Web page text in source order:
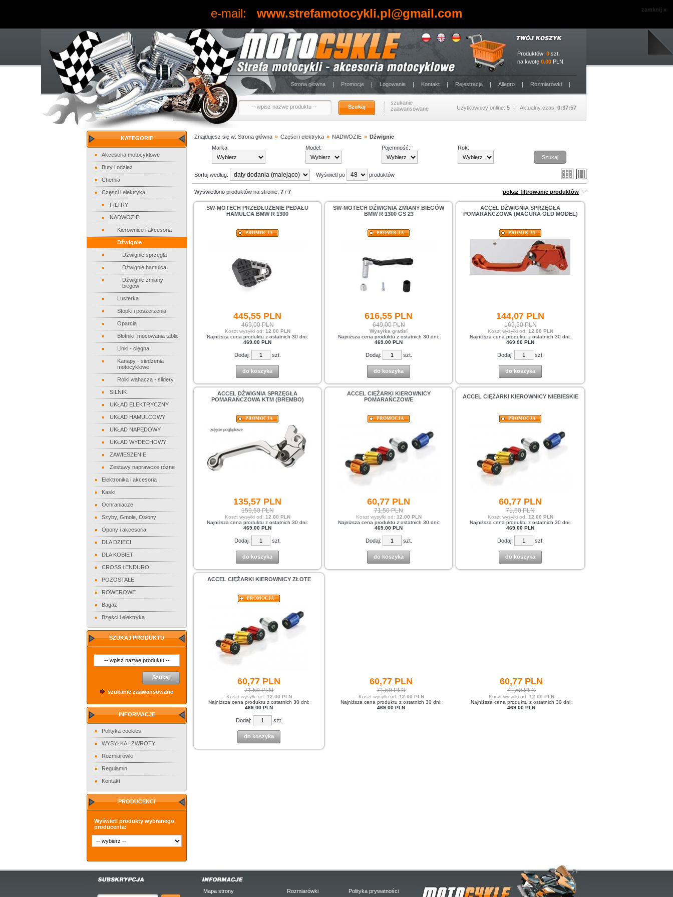
e-mail: www.strefamotocykli.pl@gmail.com zamknij x
Produktów: 0 szt.
na kwotę 0.00 PLN
Strona główna Promocje Logowanie Kontakt Rejestracja Allegro Rozmiarówki
Użytkownicy online: 5 Aktualny czas: 0:37:57
Szukaj
szukanie
zaawansowane
KATEGORIE
Akcesoria motocyklowe
Buty i odzież
Chemia
Części i elektryka
FILTRY
NADWOZIE
Kierownice i akcesoria
Dźwignie
Dźwignie sprzęgła
Dźwignie hamulca
Dźwignie zmiany
biegów
Lusterka
Stopki i poszerzenia
Oparcia
Błotniki, mocowania tablic
Linki - cięgna
Kanapy - siedzenia
motocyklowe
Rolki wahacza - slidery
SILNIK
UKŁAD ELEKTRYCZNY
UKŁAD HAMULCOWY
UKŁAD NAPĘDOWY
UKŁAD WYDECHOWY
ZAWIESZENIE
Zestawy naprawcze różne
Elektronika i akcesoria
Kaski
Ochraniacze
Szyby, Gmole, Osłony
Opony i akcesoria
DLA DZIECI
DLA KOBIET
CROSS i ENDURO
POZOSTAŁE
ROWEROWE
Bagaż
Bzęści i elektryka
SZUKAJ PRODUKTU
Szukaj
szukanie zaawansowane
INFORMACJE
Polityka cookies
WYSYŁKA I ZWROTY
Rozmiarówki
Regulamin
Kontakt
PRODUCENCI
Wyświetl produkty wybranego
producenta:
Znajdujesz się w: Strona główna » Części i elektryka » NADWOZIE » Dźwignie
Marka:
Model: Pojemność:
Rok:
Szukaj
Sortuj według: Wyświetl po produktów
Wyświetlono produktów na stronie: 7 / 7 pokaż filtrowanie produktów
SW-MOTECH PRZEDŁUŻENIE PEDAŁU
HAMULCA BMW R 1300
SW-MOTECH DŹWIGNIA ZMIANY BIEGÓW
BMW R 1300 GS 23
ACCEL DŹWIGNIA SPRZĘGŁA
POMARAŃCZOWA (MAGURA OLD MODEL)
PROMOCJA PROMOCJA PROMOCJA
445,55 PLN
469,00 PLN
Koszt wysyłki od: 12.00 PLN
Najniższa cena produktu z ostatnich 30 dni:
469.00 PLN
616,55 PLN
649,00 PLN
Wysyłka gratis!
Najniższa cena produktu z ostatnich 30 dni:
469.00 PLN
144,07 PLN
169,50 PLN
Koszt wysyłki od: 12.00 PLN
Najniższa cena produktu z ostatnich 30 dni:
469.00 PLN
Dodaj: szt.
do koszyka
Dodaj: szt.
do koszyka
Dodaj: szt.
do koszyka
ACCEL DŹWIGNIA SPRZĘGŁA
POMARAŃCZOWA KTM (BREMBO)
ACCEL CIĘŻARKI KIEROWNICY
POMARAŃCZOWE
ACCEL CIĘŻARKI KIEROWNICY NIEBIESKIE
PROMOCJA PROMOCJA PROMOCJA
135,57 PLN
159,50 PLN
Koszt wysyłki od: 12.00 PLN
Najniższa cena produktu z ostatnich 30 dni:
469.00 PLN
60,77 PLN
71,50 PLN
Koszt wysyłki od: 12.00 PLN
Najniższa cena produktu z ostatnich 30 dni:
469.00 PLN
60,77 PLN
71,50 PLN
Koszt wysyłki od: 12.00 PLN
Najniższa cena produktu z ostatnich 30 dni:
469.00 PLN
Dodaj: szt.
do koszyka
Dodaj: szt.
do koszyka
Dodaj: szt.
do koszyka
ACCEL CIĘŻARKI KIEROWNICY ZŁOTE
PROMOCJA
60,77 PLN
71,50 PLN
Koszt wysyłki od: 12.00 PLN
Najniższa cena produktu z ostatnich 30 dni:
469.00 PLN
60,77 PLN
71,50 PLN
Koszt wysyłki od: 12.00 PLN
Najniższa cena produktu z ostatnich 30 dni:
469.00 PLN
60,77 PLN
71,50 PLN
Koszt wysyłki od: 12.00 PLN
Najniższa cena produktu z ostatnich 30 dni:
469.00 PLN
Dodaj: szt.
do koszyka
Mapa strony Rozmiarówki Polityka prywatności